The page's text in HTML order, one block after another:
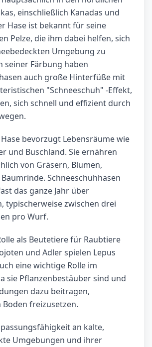
einschließlich Kanadas und
Hase ist bekannt für seine
Pelze, die ihm dabei helfen, sich
Umgebung zu
seiner Färbung haben
auch große Hinterfüße mit
"Schneeschuh" -Effekt,
sich schnell und effizient durch
bevorzugt Lebensräume wie
und Buschland. Sie ernähren
von Gräsern, Blumen,
Schneeschuhhasen
das ganze Jahr über
typischerweise zwischen drei
pro Wurf.
als Beutetiere für Raubtiere
und Adler spielen Lepus
eine wichtige Rolle im
sie Pflanzenbestäuber sind und
dazu beitragen,
freizusetzen.
an kalte,
Umgebungen und ihrer